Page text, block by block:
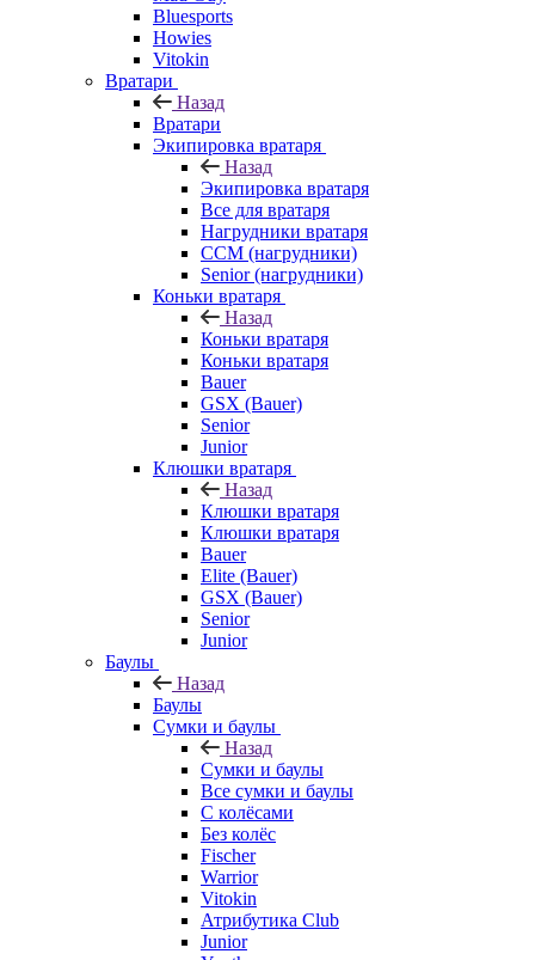
Bluesports
Howies
Vitokin
Вратари
Назад
Вратари
Экипировка вратаря
Назад
Экипировка вратаря
Все для вратаря
Нагрудники вратаря
CCM (нагрудники)
Senior (нагрудники)
Коньки вратаря
Назад
Коньки вратаря
Коньки вратаря
Bauer
GSX (Bauer)
Senior
Junior
Клюшки вратаря
Назад
Клюшки вратаря
Клюшки вратаря
Bauer
Elite (Bauer)
GSX (Bauer)
Senior
Junior
Баулы
Назад
Баулы
Сумки и баулы
Назад
Сумки и баулы
Все сумки и баулы
С колёсами
Без колёс
Fischer
Warrior
Vitokin
Атрибутика Club
Junior